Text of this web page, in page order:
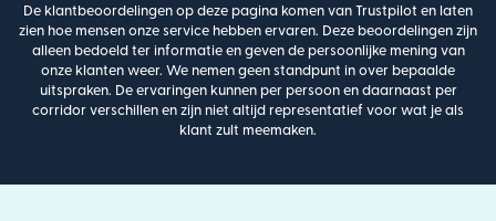
De klantbeoordelingen op deze pagina komen van Trustpilot en laten
zien hoe mensen onze service hebben ervaren. Deze beoordelingen zijn
alleen bedoeld ter informatie en geven de persoonlijke mening van
onze klanten weer. We nemen geen standpunt in over bepaalde
uitspraken. De ervaringen kunnen per persoon en daarnaast per
corridor verschillen en zijn niet altijd representatief voor wat je als
klant zult meemaken.